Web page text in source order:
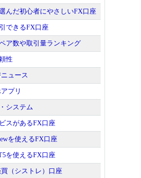
んだ初心者にやさしいFX口座
できるFX口座
ア数や取引量ランキング
性
ュース
プリ
システム
スがあるFX口座
を使えるFX口座
を使えるFX口座
（シストレ）口座